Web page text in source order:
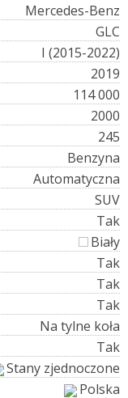
Mercedes-Benz
GLC
I (2015-2022)
2019
114 000
2000
245
Benzyna
Automatyczna
SUV
Tak
Biały
Tak
Tak
Tak
Na tylne koła
Tak
Stany zjednoczone
Polska